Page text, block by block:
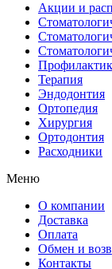
Акции и
Терапия
Эндодонтия
Ортопедия
Хирургия
Ортодонтия
Расходники
Меню
О компании
Доставка
Оплата
Обмен и
Контакты